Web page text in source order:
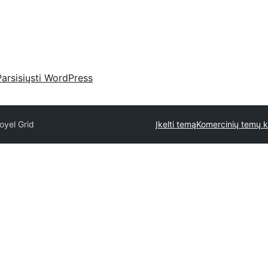
WordPress
Grid Įkelti temąKomercinių temų